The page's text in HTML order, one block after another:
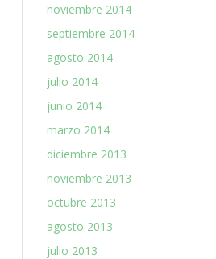
noviembre 2014
septiembre 2014
agosto 2014
julio 2014
junio 2014
marzo 2014
diciembre 2013
noviembre 2013
octubre 2013
agosto 2013
julio 2013